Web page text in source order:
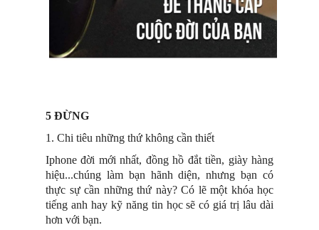
5 ĐỪNG
1. Chi tiêu những thứ không cần thiết
Iphone đời mới nhất, đồng hồ đắt tiền, giày hàng
hiệu...chúng làm bạn hãnh diện, nhưng bạn có
thực sự cần những thứ này? Có lẽ một khóa học
tiếng anh hay kỹ năng tin học sẽ có giá trị lâu dài
hơn với bạn.